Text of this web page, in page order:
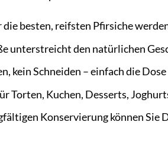
die besten, reifsten Pfirsiche
unterstreicht den natürlichen
kein Schneiden – einfach die
Torten, Kuchen, Desserts,
Konservierung können Sie